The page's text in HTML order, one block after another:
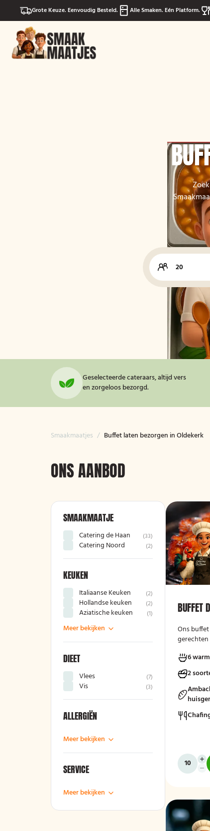
Grote Keuze. Eenvoudig Besteld. Alle Smaken. Eén Platform.
Geselecteerde cateraars, altijd vers
en zorgeloos bezorgd.
Smaakmaatjes / Buffet laten bezorgen in Oldekerk
ONS AANBOD
SMAAKMAATJE
Catering de Haan (33)
Catering Noord (2)
KEUKEN
Italiaanse Keuken (2)
Hollandse keuken (2)
Aziatische keuken (1)
Meer bekijken
DIEET
Vlees (7)
Vis (3)
ALLERGIËN
Meer bekijken
SERVICE
Meer bekijken
BUFFET
Ons
gerechten
gebakken
rauwkost,
brood met
compleet
6
2